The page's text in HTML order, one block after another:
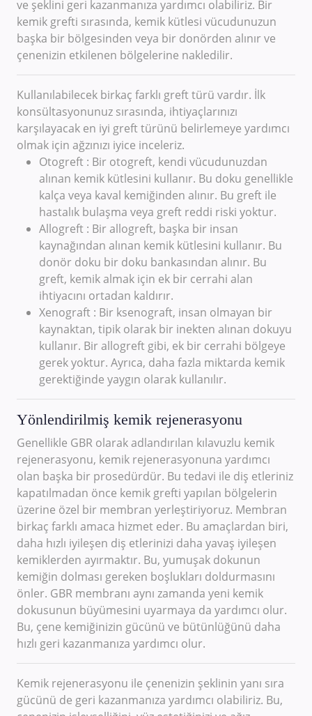
ve şeklini geri kazanmanıza yardımcı olabiliriz. Bir
kemik grefti sırasında, kemik kütlesi vücudunuzun
başka bir bölgesinden veya bir donörden alınır ve
çenenizin etkilenen bölgelerine nakledilir.
Kullanılabilecek birkaç farklı greft türü vardır. İlk
konsültasyonunuz sırasında, ihtiyaçlarınızı
karşılayacak en iyi greft türünü belirlemeye yardımcı
olmak için ağzınızı iyice inceleriz.
Otogreft : Bir otogreft, kendi vücudunuzdan
alınan kemik kütlesini kullanır. Bu doku genellikle
kalça veya kaval kemiğinden alınır. Bu greft ile
hastalık bulaşma veya greft reddi riski yoktur.
Allogreft : Bir allogreft, başka bir insan
kaynağından alınan kemik kütlesini kullanır. Bu
donör doku bir doku bankasından alınır. Bu
greft, kemik almak için ek bir cerrahi alan
ihtiyacını ortadan kaldırır.
Xenograft : Bir ksenograft, insan olmayan bir
kaynaktan, tipik olarak bir inekten alınan dokuyu
kullanır. Bir allogreft gibi, ek bir cerrahi bölgeye
gerek yoktur. Ayrıca, daha fazla miktarda kemik
gerektiğinde yaygın olarak kullanılır.
Yönlendirilmiş kemik rejenerasyonu
Genellikle GBR olarak adlandırılan kılavuzlu kemik
rejenerasyonu, kemik rejenerasyonuna yardımcı
olan başka bir prosedürdür. Bu tedavi ile diş etleriniz
kapatılmadan önce kemik grefti yapılan bölgelerin
üzerine özel bir membran yerleştiriyoruz. Membran
birkaç farklı amaca hizmet eder. Bu amaçlardan biri,
daha hızlı iyileşen diş etlerinizi daha yavaş iyileşen
kemiklerden ayırmaktır. Bu, yumuşak dokunun
kemiğin dolması gereken boşlukları doldurmasını
önler. GBR membranı aynı zamanda yeni kemik
dokusunun büyümesini uyarmaya da yardımcı olur.
Bu, çene kemiğinizin gücünü ve bütünlüğünü daha
hızlı geri kazanmanıza yardımcı olur.
Kemik rejenerasyonu ile çenenizin şeklinin yanı sıra
gücünü de geri kazanmanıza yardımcı olabiliriz. Bu,